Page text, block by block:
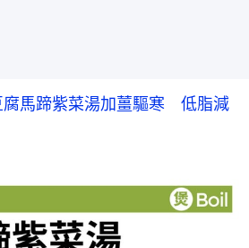
腐馬蹄紫菜湯加薑驅寒　低脂減